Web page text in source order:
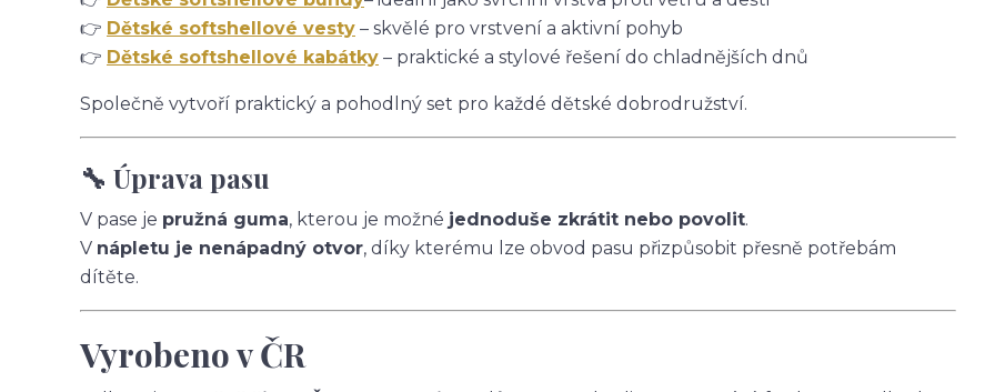
👉 Dětské softshellové vesty – skvělé pro vrstvení a aktivní pohyb
👉 Dětské softshellové kabátky – praktické a stylové řešení do chladnějších dnů
Společně vytvoří praktický a pohodlný set pro každé dětské dobrodružství.
🔧 Úprava pasu
V pase je pružná guma, kterou je možné jednoduše zkrátit nebo povolit.
V nápletu je nenápadný otvor, díky kterému lze obvod pasu přizpůsobit přesně potřebám
dítěte.
Vyrobeno v ČR